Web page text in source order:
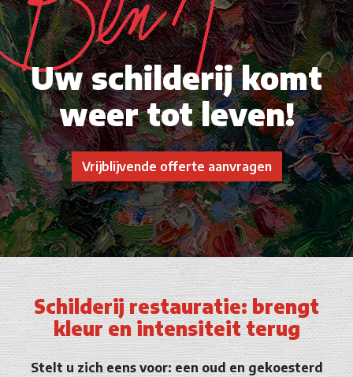
Uw schilderijkomt
weer tot leven!
Vrijblijvende offerte aanvragen
Schilderij restauratie: brengt
kleur en intensiteit terug
Stelt u zich eens voor: een oud en gekoesterd